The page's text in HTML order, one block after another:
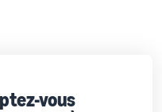
vous